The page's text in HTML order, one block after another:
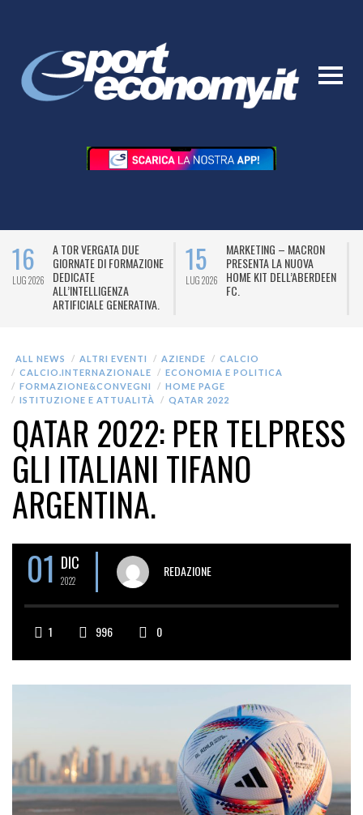
16
LUG 2026
A TOR VERGATA DUE
GIORNATE DI FORMAZIONE
DEDICATE
ALL’INTELLIGENZA
ARTIFICIALE GENERATIVA.
15
LUG 2026
MARKETING – MACRON
PRESENTA LA NUOVA
HOME KIT DELL’ABERDEEN
FC.
ALL NEWS ALTRI EVENTI AZIENDE
CALCIO
CALCIO.INTERNAZIONALE
ECONOMIA E POLITICA
FORMAZIONE&CONVEGNI
HOME PAGE
ISTITUZIONE E ATTUALITÀ
QATAR 2022
QATAR 2022: PER TELPRESS
GLI ITALIANI TIFANO
ARGENTINA.
01 DIC
2022
REDAZIONE
1 996 0